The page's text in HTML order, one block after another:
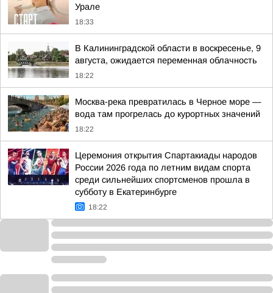
Урале
18:33
В Калининградской области в воскресенье, 9
августа, ожидается переменная облачность
18:22
Москва-река превратилась в Черное море —
вода там прогрелась до курортных значений
18:22
Церемония открытия Спартакиады народов
России 2026 года по летним видам спорта
среди сильнейших спортсменов прошла в
субботу в Екатеринбурге
18:22